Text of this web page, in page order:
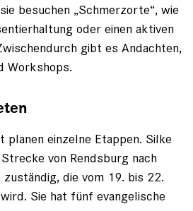
besuchen „Schmerzorte“, wie
oder einen aktiven
gibt es Andachten,
Workshops.
planen einzelne Etappen. Silke
von Rendsburg nach
zuständig, die vom 19. bis 22.
Sie hat fünf evangelische